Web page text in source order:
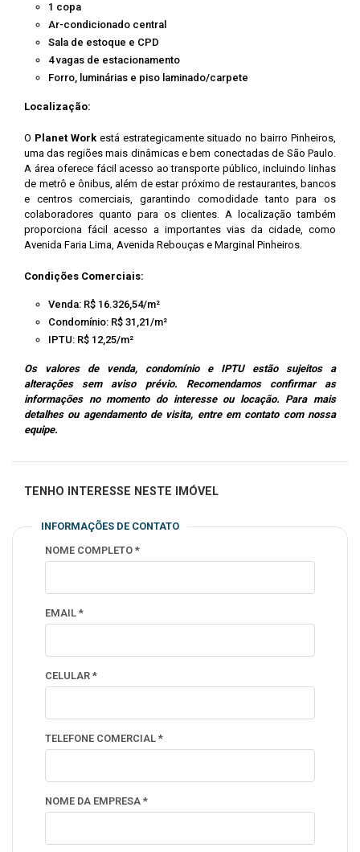
1 copa
Ar-condicionado central
Sala de estoque e CPD
4 vagas de estacionamento
Forro, luminárias e piso laminado/carpete
Localização:
O Planet Workestá estrategicamente situado no bairro Pinheiros,
uma das regiões mais dinâmicas e bem conectadas de São Paulo.
A área oferece fácil acesso ao transporte público, incluindo linhas
de metrô e ônibus, além de estar próximo de restaurantes, bancos
e centros comerciais, garantindo comodidade tanto para os
colaboradores quanto para os clientes. A localização também
proporciona fácil acesso a importantes vias da cidade, como
Avenida Faria Lima, Avenida Rebouças e Marginal Pinheiros.
Condições Comerciais:
Venda: R$ 16.326,54/m²
Condomínio: R$ 31,21/m²
IPTU: R$ 12,25/m²
Os valores de venda, condomínio e IPTU estão sujeitos a
alterações sem aviso prévio. Recomendamos confirmar as
informações no momento do interesse ou locação. Para mais
detalhes ou agendamento de visita, entre em contato com nossa
equipe.
TENHO INTERESSE NESTE IMÓVEL
INFORMAÇÕES DE CONTATO
NOME COMPLETO *
EMAIL *
CELULAR *
TELEFONE COMERCIAL *
NOME DA EMPRESA *